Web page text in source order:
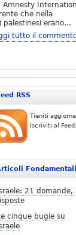
Amnesty
che nella
palestinesi erano…
tutto il
RSS
Tieniti
Iscriviti al Feed.
Fondamentali
21 domande,
cinque bugie su